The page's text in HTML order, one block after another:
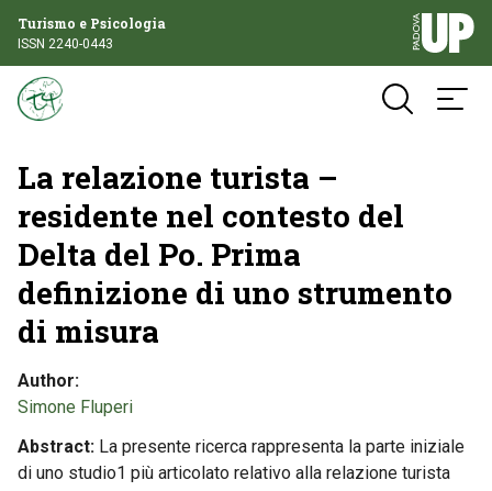
Turismo e Psicologia
ISSN 2240-0443
La relazione turista –
residente nel contesto del
Delta del Po. Prima
definizione di uno strumento
di misura
Author
Simone Fluperi
Abstract La presente ricerca rappresenta la parte iniziale
di uno studio1 più articolato relativo alla relazione turista